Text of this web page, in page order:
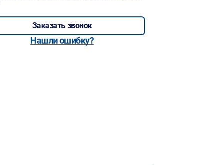
Заказать звонок
Нашли ошибку?